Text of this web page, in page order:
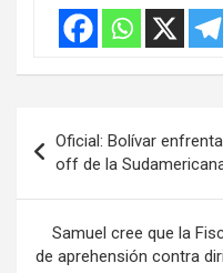
de
entradas
Oficial: Bolívar
off de la
Samuel cree que la
de aprehensión contra